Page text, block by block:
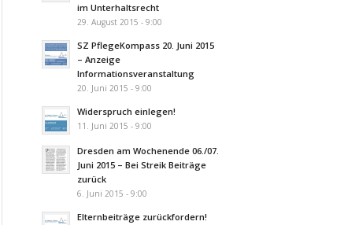
im Unterhaltsrecht
29. August 2015 - 9:00
SZ PflegeKompass 20. Juni 2015
– Anzeige
Informationsveranstaltung
20. Juni 2015 - 9:00
Widerspruch einlegen!
11. Juni 2015 - 9:00
Dresden am Wochenende 06./07.
Juni 2015 – Bei Streik Beiträge
zurück
6. Juni 2015 - 9:00
Elternbeiträge zurückfordern!